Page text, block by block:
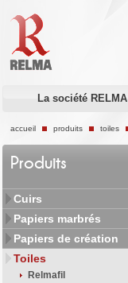
La société RELMA
accueil produits toiles
Produits
Cuirs
Papiers marbrés
Papiers de création
Toiles
Relmafil